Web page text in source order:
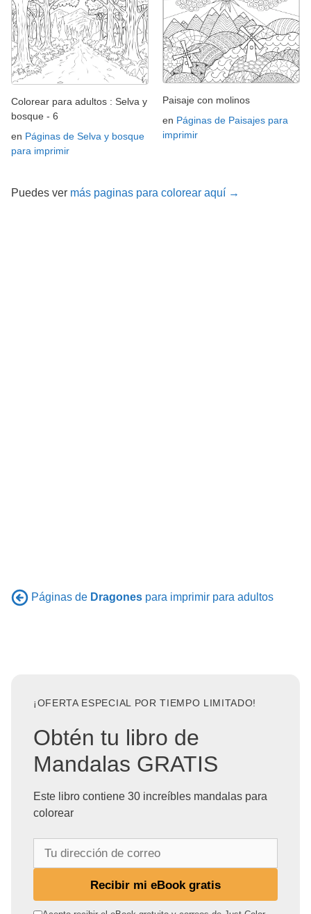
Colorear para adultos : Selva y
bosque - 6
en Páginas de Selva y bosque
para imprimir
Paisaje con molinos
en Páginas de Paisajes para
imprimir
Puedes ver más paginas para colorear aquí →
Páginas de Dragones para imprimir para adultos
¡OFERTA ESPECIAL POR TIEMPO LIMITADO!
Obtén tu libro de
Mandalas GRATIS
Este libro contiene 30 increíbles mandalas para
colorear
Recibir mi eBook gratis